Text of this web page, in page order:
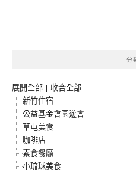
分
展開全部 | 收合全部
新竹住宿
公益基金會園遊會
草屯美食
咖啡店
素食餐廳
小琉球美食